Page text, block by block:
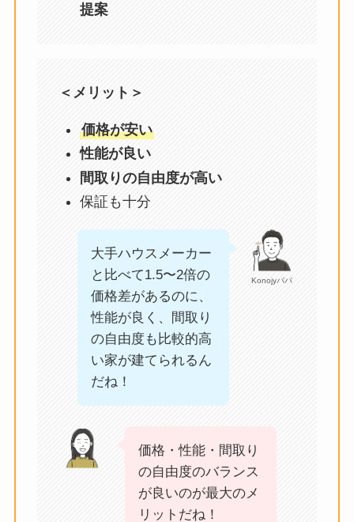
提案
＜メリット＞
価格が安い
性能が良い
間取りの自由度が高い
保証も十分
Konojyパパ
大手ハウスメーカー
と比べて1.5〜2倍の
価格差があるのに、
性能が良く、間取り
の自由度も比較的高
い家が建てられるん
だね！
価格・性能・間取り
の自由度のバランス
が良いのが最大のメ
リットだね！